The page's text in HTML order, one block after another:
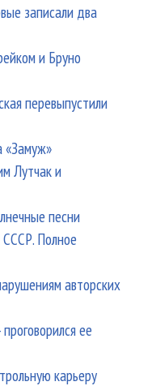
записали два
и Бруно
перевыпустили
«Замуж»
Лутчак и
песни
Полное
авторских
ее
карьеру